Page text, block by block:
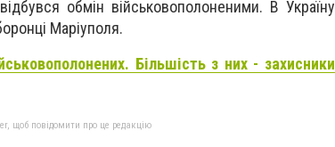
обмін військовополоненими. В Україну
Маріуполя.
Більшість з них - захисники
щоб повідомити про це редакцію